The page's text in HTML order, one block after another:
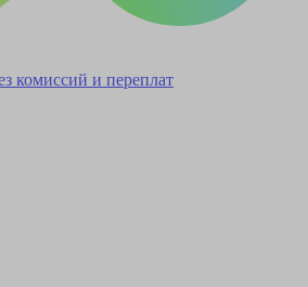
комиссий и переплат